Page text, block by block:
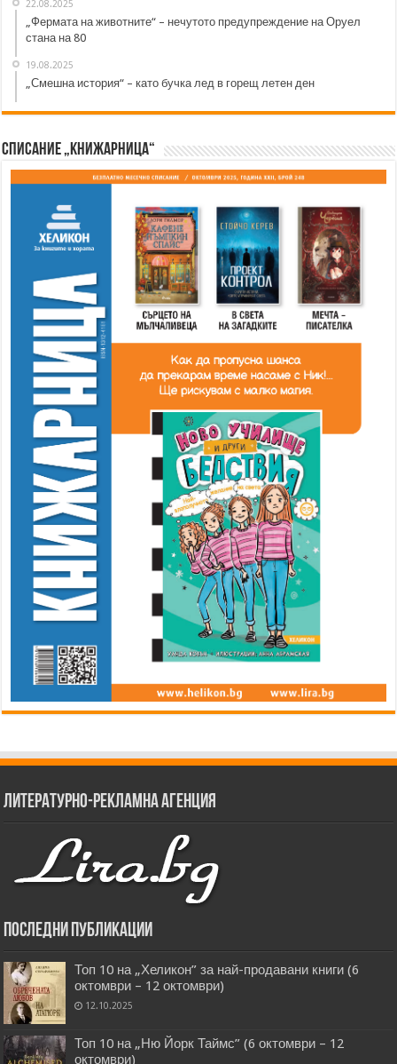
22.08.2025
„Фермата на животните“ – нечутото предупреждение на Оруел
стана на 80
19.08.2025
„Смешна история“ – като бучка лед в горещ летен ден
Списание „Книжарница“
Литературно-рекламна агенция
Последни публикации
Топ 10 на „Хеликон” за най-продавани книги (6
октомври – 12 октомври)
12.10.2025
Топ 10 на „Ню Йорк Таймс” (6 октомври – 12
октомври)